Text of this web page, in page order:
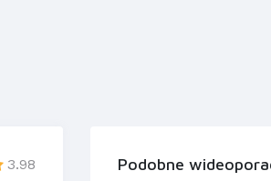
3.98 Podobne